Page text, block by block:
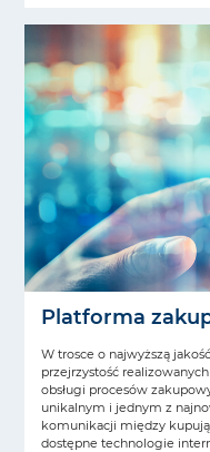
Platforma
W trosce o najwyższą
przejrzystość
obsługi procesów
unikalnym i jednym z
komunikacji między
dostępne technologie